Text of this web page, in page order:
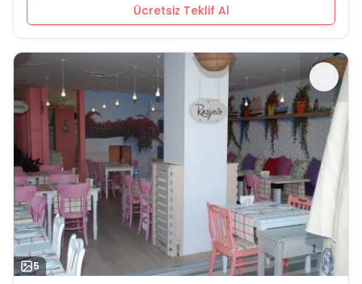
Ücretsiz Teklif Al
5